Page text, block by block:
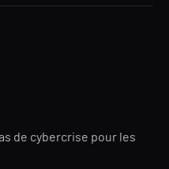
de cybercrise pour les